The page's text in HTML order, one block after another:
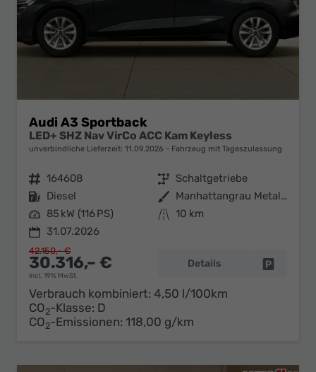
Audi A3 Sportback
LED+ SHZ Nav VirCo ACC Kam Keyless
unverbindliche Lieferzeit: 11.09.2026 Fahrzeug mit Tageszulassung
Fahrzeugnr. 164608 Getriebe Schaltgetriebe
Kraftstoff Diesel Außenfarbe
Manhattangrau Metallic
Leistung 85 kW (116 PS) Kilometerstand 10 km
31.07.2026
30.316,– €
incl. 19% MwSt.
42.150,– €
Details
Verbrauch kombiniert: 4,50 l/100km
CO2-Klasse: D
CO2-Emissionen: 118,00 g/km